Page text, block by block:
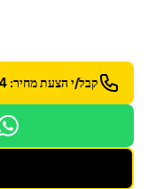
קבל/י הצעת מחיר: 054-742-5434